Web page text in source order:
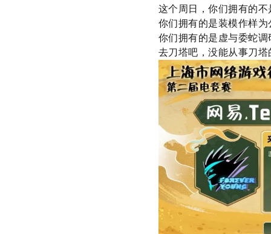
这个周日，你们拥有的
你们拥有的是装模作样
你们拥有的是虚与委蛇
去刀塔吧，没能从事刀塔